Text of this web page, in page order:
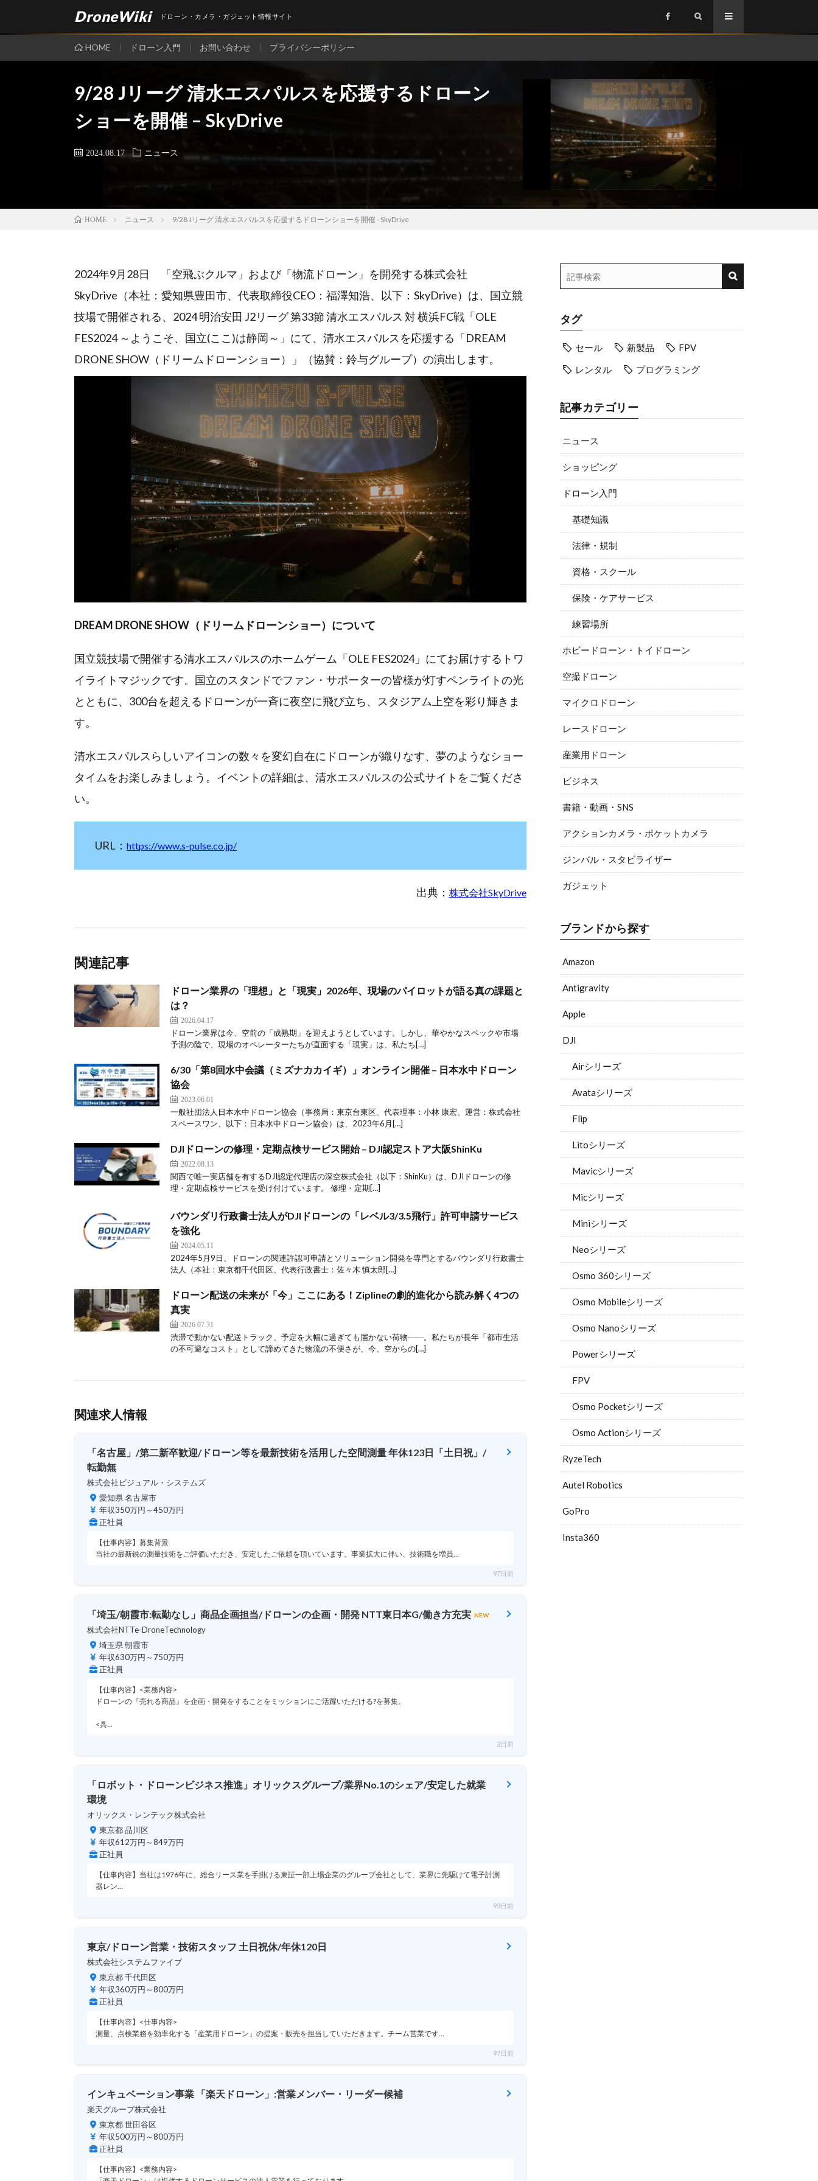
DroneWiki ドローン・カメラ・ガジェット情報サイト
HOME ドローン入門 お問い合わせ プライバシーポリシー
9/28 Jリーグ 清水エスパルスを応援するドローン
ショーを開催 – SkyDrive
2024.08.17 ニュース
HOME ニュース 9/28 Jリーグ 清水エスパルスを応援するドローンショーを開催 - SkyDrive
2024年9月28日 「空飛ぶクルマ」および「物流ドローン」を開発する株式会社
SkyDrive（本社：愛知県豊田市、代表取締役CEO：福澤知浩、以下：SkyDrive）は、国立競
技場で開催される、2024 明治安田 J2リーグ 第33節 清水エスパルス 対 横浜FC戦「OLE
FES2024 ～ようこそ、国立(ここ)は静岡～」にて、清水エスパルスを応援する「DREAM
DRONE SHOW（ドリームドローンショー）」（協賛：鈴与グループ）の演出します。
DREAM DRONE SHOW（ドリームドローンショー）について
国立競技場で開催する清水エスパルスのホームゲーム「OLE FES2024」にてお届けするトワ
イライトマジックです。国立のスタンドでファン・サポーターの皆様が灯すペンライトの光
とともに、300台を超えるドローンが一斉に夜空に飛び立ち、スタジアム上空を彩り輝きま
す。
清水エスパルスらしいアイコンの数々を変幻自在にドローンが織りなす、夢のようなショー
タイムをお楽しみましょう。イベントの詳細は、清水エスパルスの公式サイトをご覧くださ
い。
URL： https://www.s-pulse.co.jp/
出典： 株式会社SkyDrive
関連記事
ドローン業界の「理想」と「現実」2026年、現場のパイロットが語る真の課題と
は？
2026.04.17
ドローン業界は今、空前の「成熟期」を迎えようとしています。しかし、華やかなスペックや市場
予測の陰で、現場のオペレーターたちが直面する「現実」は、私たち[…]
6/30「第8回水中会議（ミズナカカイギ）」オンライン開催 – 日本水中ドローン
協会
2023.06.01
一般社団法人日本水中ドローン協会（事務局：東京台東区、代表理事：小林 康宏、運営：株式会社
スペースワン、以下：日本水中ドローン協会）は、2023年6月[…]
DJIドローンの修理・定期点検サービス開始 – DJI認定ストア大阪ShinKu
2022.08.13
関西で唯一実店舗を有するDJI認定代理店の深空株式会社（以下：ShinKu）は、DJIドローンの修
理・定期点検サービスを受け付けています。 修理・定期[…]
バウンダリ行政書士法人がDJIドローンの「レベル3/3.5飛行」許可申請サービス
を強化
2024.05.11
2024年5月9日、ドローンの関連許認可申請とソリューション開発を専門とするバウンダリ行政書士
法人（本社：東京都千代田区、代表行政書士：佐々木 慎太郎[…]
ドローン配送の未来が「今」ここにある！Ziplineの劇的進化から読み解く4つの
真実
2026.07.31
渋滞で動かない配送トラック、予定を大幅に過ぎても届かない荷物――。私たちが長年「都市生活
の不可避なコスト」として諦めてきた物流の不便さが、今、空からの[…]
関連求人情報
「名古屋」/第二新卒歓迎/ドローン等を最新技術を活用した空間測量 年休123日「土日祝」/
転勤無
株式会社ビジュアル・システムズ
愛知県 名古屋市
年収350万円～450万円
正社員
【仕事内容】募集背景
当社の最新鋭の測量技術をご評価いただき、安定したご依頼を頂いています。事業拡大に伴い、技術職を増員…
97日前
「埼玉/朝霞市:転勤なし」商品企画担当/ドローンの企画・開発 NTT東日本G/働き方充実 NEW
株式会社NTTe-DroneTechnology
埼玉県 朝霞市
年収630万円～750万円
正社員
【仕事内容】<業務内容>
ドローンの『売れる商品』を企画・開発をすることをミッションにご活躍いただける?を募集。
<具…
2日前
「ロボット・ドローンビジネス推進」オリックスグループ/業界No.1のシェア/安定した就業
環境
オリックス・レンテック株式会社
東京都 品川区
年収612万円～849万円
正社員
【仕事内容】当社は1976年に、総合リース業を手掛ける東証一部上場企業のグループ会社として、業界に先駆けて電子計測
器レン…
93日前
東京/ドローン営業・技術スタッフ 土日祝休/年休120日
株式会社システムファイブ
東京都 千代田区
年収360万円～800万円
正社員
【仕事内容】<仕事内容>
測量、点検業務を効率化する「産業用ドローン」の提案・販売を担当していただきます。チーム営業です…
97日前
インキュベーション事業 「楽天ドローン」:営業メンバー・リーダー候補
楽天グループ株式会社
東京都 世田谷区
年収500万円～800万円
正社員
【仕事内容】<業務内容>
タグ
セール 新製品
FPV
レンタル
プログラミング
記事カテゴリー
ニュース
ショッピング
ドローン入門
基礎知識
法律・規制
資格・スクール
保険・ケアサービス
練習場所
ホビードローン・トイドローン
空撮ドローン
マイクロドローン
レースドローン
産業用ドローン
ビジネス
書籍・動画・SNS
アクションカメラ・ポケットカメラ
ジンバル・スタビライザー
ガジェット
ブランドから探す
Amazon
Antigravity
Apple
DJI
Airシリーズ
Avataシリーズ
Flip
Litoシリーズ
Mavicシリーズ
Micシリーズ
Miniシリーズ
Neoシリーズ
Osmo 360シリーズ
Osmo Mobileシリーズ
Osmo Nanoシリーズ
Powerシリーズ
FPV
Osmo Pocketシリーズ
Osmo Actionシリーズ
RyzeTech
Autel Robotics
GoPro
Insta360